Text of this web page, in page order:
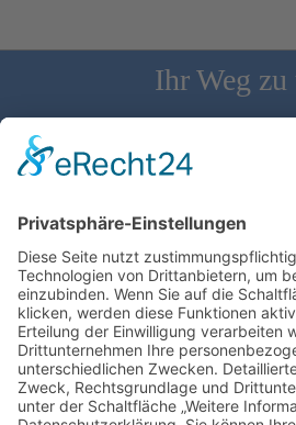
Ihr Weg zu
Schloss Bürgeln, 79418 Schliengen
Mail:
Wir benötigen Ihre
Google Maps-
Wir verwenden einen
Drittanbieters, um
Dieser Service kann Daten
sammeln. Bitte lesen Sie die
stimmen Sie der Nutzung